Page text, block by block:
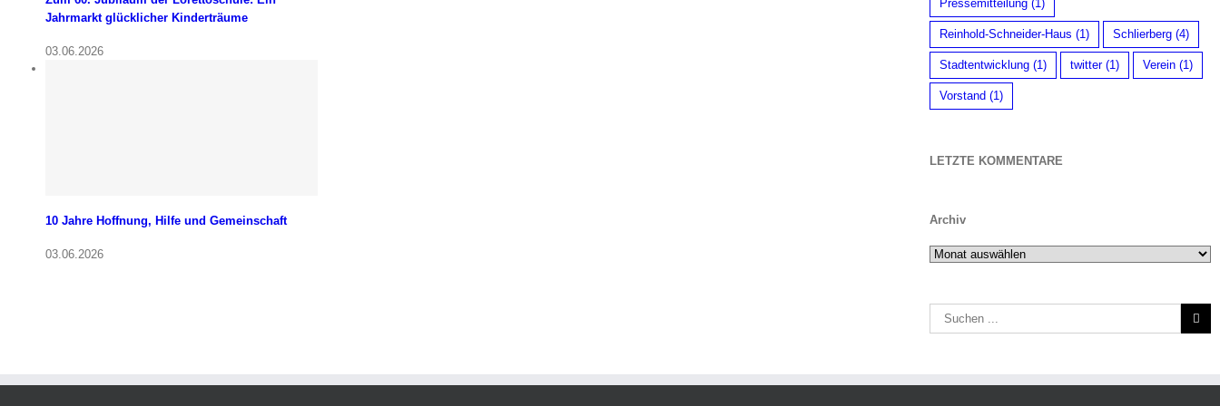
Jahrmarkt glücklicher Kinderträume
03.06.2026
10 Jahre Hoffnung, Hilfe und Gemeinschaft
03.06.2026
Pressemitteilung (1)
Reinhold-Schneider-Haus (1) Schlierberg (4)
Stadtentwicklung (1) twitter(1) Verein (1)
Vorstand (1)
LETZTE KOMMENTARE
Archiv
Archiv
Suche
nach: